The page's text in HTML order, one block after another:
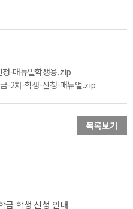
-매뉴얼학생용.zip
-2차-학생-신청-매뉴얼.zip
목록보기
금 학생 신청 안내